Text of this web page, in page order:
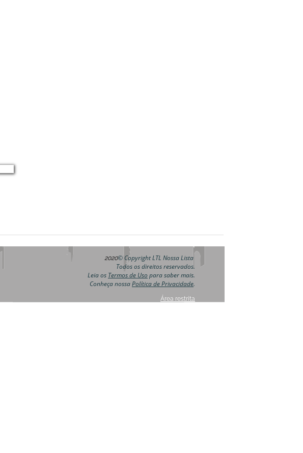
2020© Copyright LTL Nossa Lista
Todos os direitos reservados.
Leia os Termos de Uso para saber mais.
Conheça nossaPolítica de Privacidade.
Área restrita